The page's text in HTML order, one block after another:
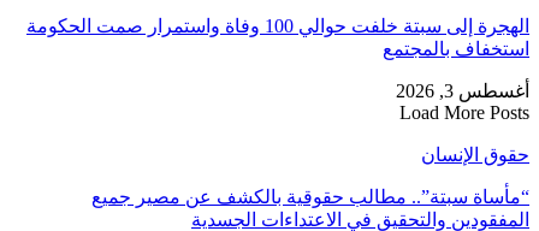
الهجرة إلى سبتة خلفت حوالي 100 وفاة واستمرار صمت الحكومة
استخفاف بالمجتمع
أغسطس 3, 2026
Load More Posts
حقوق الإنسان
“مأساة سبتة”.. مطالب حقوقية بالكشف عن مصير جميع
المفقودين والتحقيق في الاعتداءات الجسدية